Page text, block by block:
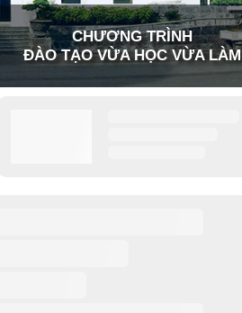
CHƯƠNG TRÌNH
ĐÀO TẠO VỪA HỌC VỪA LÀM